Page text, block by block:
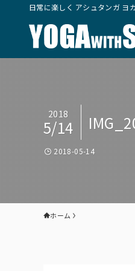
日常に楽しく アシュタンガ
2018
5/14
2018-05-14
ホーム